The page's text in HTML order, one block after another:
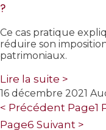
?
Ce cas pratique
réduire son
patrimoniaux.
Lire la suite >
16 décembre 2021
< Précédent Page1
Page6 Suivant >